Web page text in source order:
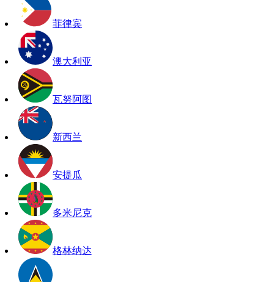
菲律宾
澳大利亚
瓦努阿图
新西兰
安提瓜
多米尼克
格林纳达